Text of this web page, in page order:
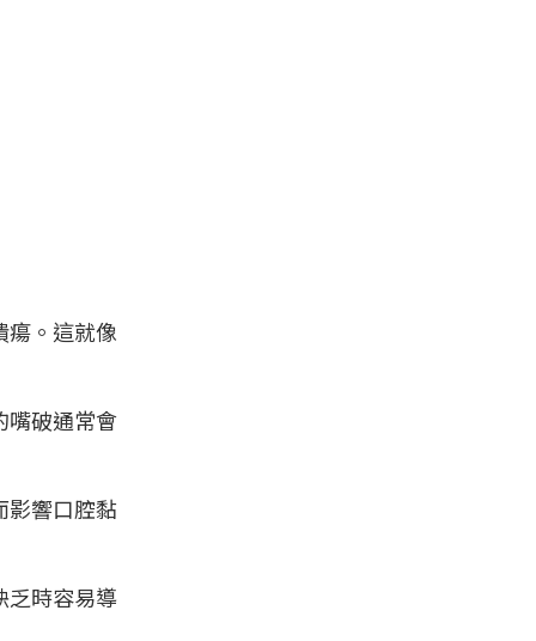
。這就像
嘴破通常會
響口腔黏
乏時容易導